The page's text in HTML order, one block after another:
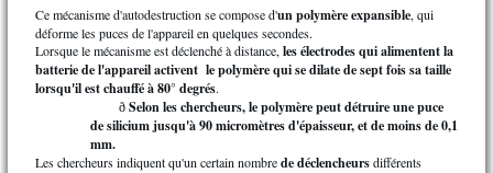
Ce mécanisme d'autodestruction se compose d'un polymère expansible, qui
déforme les puces de l'appareil en quelques secondes.
Lorsque le mécanisme est déclenché à distance, les électrodes qui alimentent la
batterie de l'appareil activent le polymèrequi se dilate de sept fois sa taille
lorsqu'il est chauffé à 80° degrés.
ð Selon les chercheurs, le polymère peut détruire une puce
de silicium jusqu'à 90 micromètres d'épaisseur, et de moins de 0,1
mm.
Les chercheurs indiquent qu'un certain nombrede déclencheursdifférents